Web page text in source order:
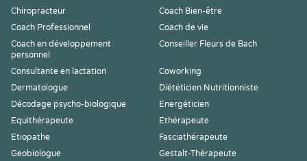
Chiropracteur
Coach Bien-être
Coach Professionnel
Coach de vie
Coach en développement
personnel
Conseiller Fleurs de Bach
Consultante en lactation
Coworking
Dermatologue
Diététicien Nutritionniste
Décodage psycho-biologique
Energéticien
Equithérapeute
Ethérapeute
Etiopathe
Fasciathérapeute
Geobiologue
Gestalt-Thérapeute